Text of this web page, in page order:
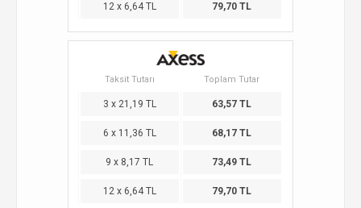
12 x 6,64 TL 79,70 TL
Taksit Tutarı Toplam Tutar
3 x 21,19 TL 63,57 TL
6 x 11,36 TL 68,17 TL
9 x 8,17 TL 73,49 TL
12 x 6,64 TL 79,70 TL